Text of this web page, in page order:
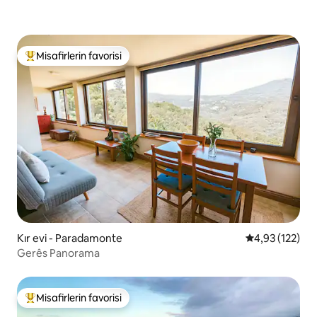
Misafirlerin favorilerinden en beğenilenler arasında
Misafirlerin favorisi
Kır evi - Paradamonte 5 üzerinden
4,93 (122)
Gerês Panorama
Misafirlerin favorilerinden en beğenilenler arasında
Misafirlerin favorisi